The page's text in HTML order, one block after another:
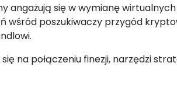
angażują się w wymianę
wśród poszukiwaczy przygód
połączeniu finezji, narzędzi